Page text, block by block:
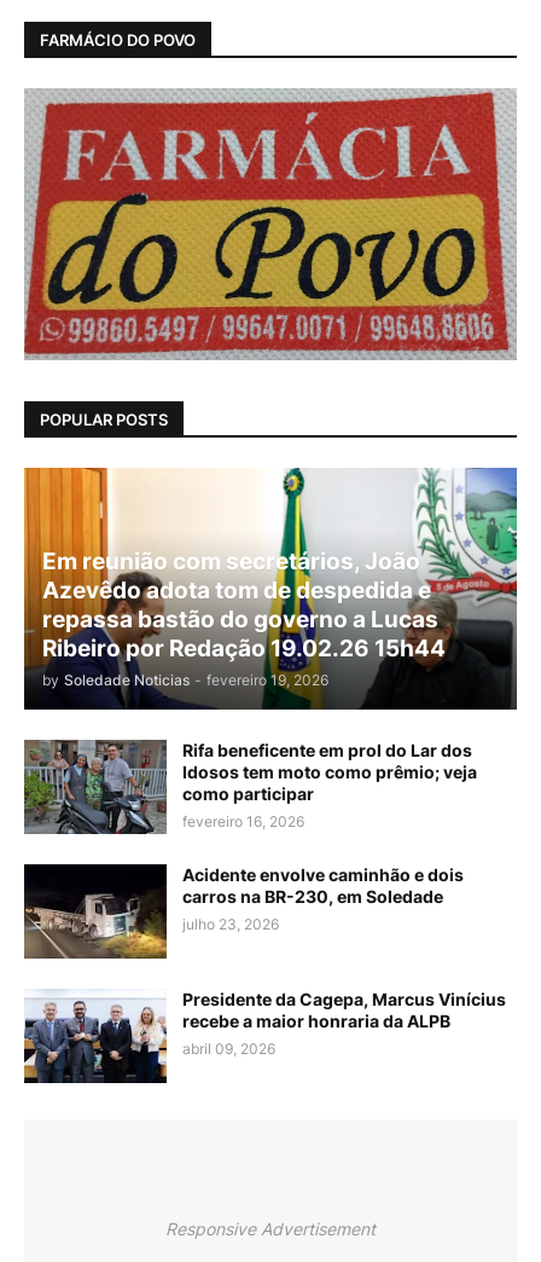
FARMÁCIO DO POVO
POPULAR POSTS
Em reunião com secretários, João
Azevêdo adota tom de despedida e
repassa bastão do governo a Lucas
Ribeiro por Redação 19.02.26 15h44
by Soledade Noticias - fevereiro 19, 2026
Rifa beneficente em prol do Lar dos
Idosos tem moto como prêmio; veja
como participar
fevereiro 16, 2026
Acidente envolve caminhão e dois
carros na BR-230, em Soledade
julho 23, 2026
Presidente da Cagepa, Marcus Vinícius
recebe a maior honraria da ALPB
abril 09, 2026
Responsive Advertisement